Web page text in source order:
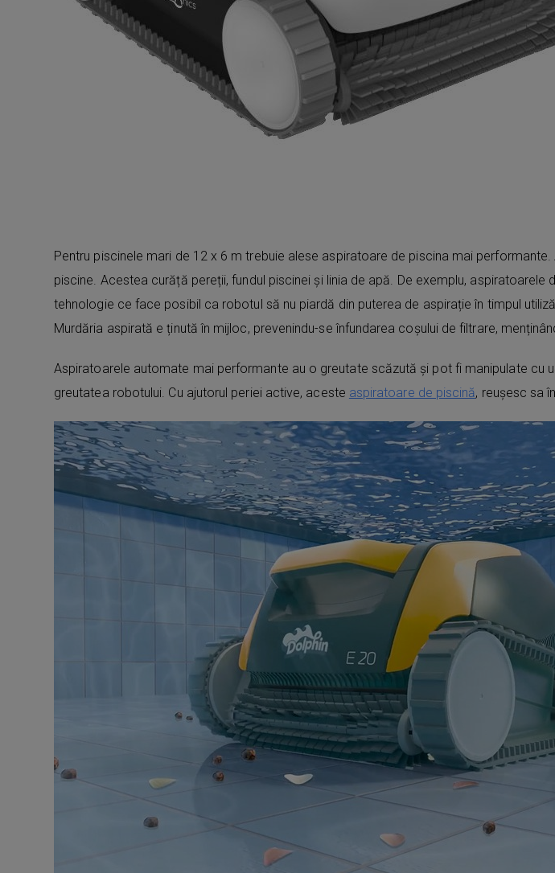
Pentru piscinele mari de 12 x 6 m trebuie alese aspiratoare de piscina mai performante.
piscine. Acestea curăță pereții, fundul piscinei și linia de apă. De exemplu,
tehnologie ce face posibil ca robotul să nu piardă din puterea de aspirație în timpul
Murdăria aspirată e ținută în mijloc, prevenindu-se înfundarea coșului de filtrare,
Aspiratoarele automate mai performante au o greutate scăzută și pot fi manipulate cu
greutatea robotului. Cu ajutorul periei active, aceste aspiratoare de piscină, reușesc sa